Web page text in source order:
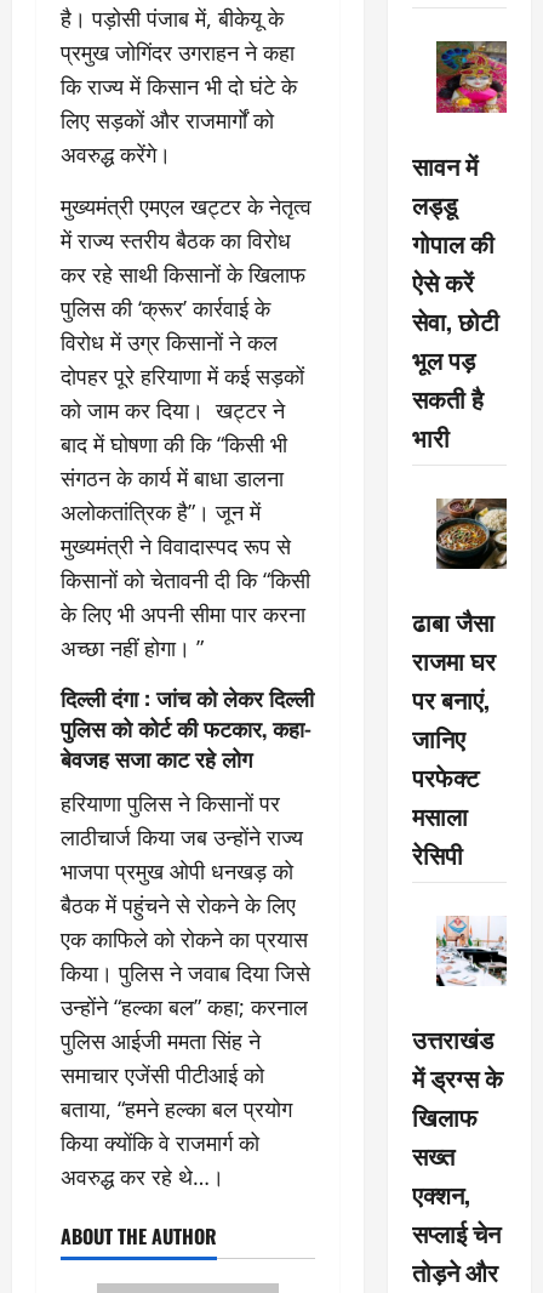
है। पड़ोसी पंजाब में, बीकेयू के
प्रमुख जोगिंदर उगराहन ने कहा
कि राज्य में किसान भी दो घंटे के
लिए सड़कों और राजमार्गों को
अवरुद्ध करेंगे।
मुख्यमंत्री एमएल खट्टर के नेतृत्व
में राज्य स्तरीय बैठक का विरोध
कर रहे साथी किसानों के खिलाफ
पुलिस की ‘क्रूर’ कार्रवाई के
विरोध में उग्र किसानों ने कल
दोपहर पूरे हरियाणा में कई सड़कों
को जाम कर दिया। खट्टर ने
बाद में घोषणा की कि “किसी भी
संगठन के कार्य में बाधा डालना
अलोकतांत्रिक है”। जून में
मुख्यमंत्री ने विवादास्पद रूप से
किसानों को चेतावनी दी कि “किसी
के लिए भी अपनी सीमा पार करना
अच्छा नहीं होगा। ”
दिल्ली दंगा : जांच को लेकर दिल्ली
पुलिस को कोर्ट की फटकार, कहा-
बेवजह सजा काट रहे लोग
हरियाणा पुलिस ने किसानों पर
लाठीचार्ज किया जब उन्होंने राज्य
भाजपा प्रमुख ओपी धनखड़ को
बैठक में पहुंचने से रोकने के लिए
एक काफिले को रोकने का प्रयास
किया। पुलिस ने जवाब दिया जिसे
उन्होंने “हल्का बल” कहा; करनाल
पुलिस आईजी ममता सिंह ने
समाचार एजेंसी पीटीआई को
बताया, “हमने हल्का बल प्रयोग
किया क्योंकि वे राजमार्ग को
अवरुद्ध कर रहे थे…।
ABOUT THE AUTHOR
सावन में
लड्डू
गोपाल की
ऐसे करें
सेवा, छोटी
भूल पड़
सकती है
भारी
ढाबा जैसा
राजमा घर
पर बनाएं,
जानिए
परफेक्ट
मसाला
रेसिपी
उत्तराखंड
में ड्रग्स के
खिलाफ
सख्त
एक्शन,
सप्लाई चेन
तोड़ने और